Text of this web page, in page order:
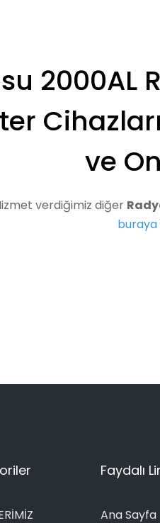
2000AL
ve
verdiğimiz diğer
buraya
Faydalı
Ana Sayfa